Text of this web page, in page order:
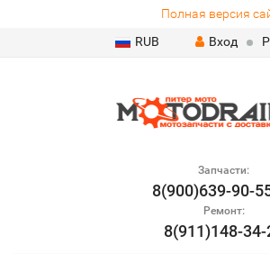
Полная версия
RUB
Вход
Запчасти:
8(900)639-90-
Ремонт:
8(911)148-34-